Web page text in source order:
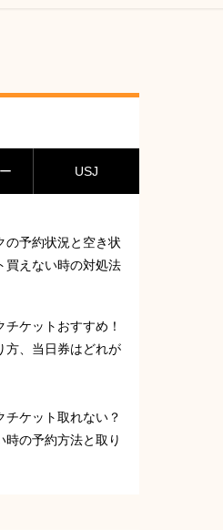
USJ
の予約状況と空き状
買えない時の対処法
チケットおすすめ！
方、当日券はどれが
チケット取れない？
時の予約方法と取り